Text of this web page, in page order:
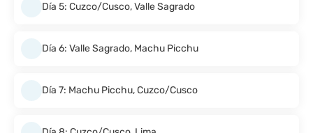
Día 5: Cuzco/Cusco, Valle Sagrado
Día 6: Valle Sagrado, Machu Picchu
Día 7: Machu Picchu, Cuzco/Cusco